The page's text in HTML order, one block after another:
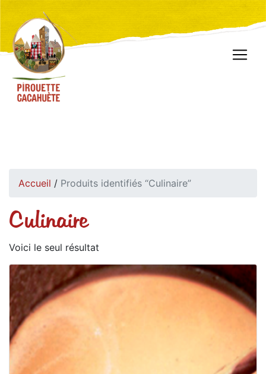
Accueil / Produits identifiés “Culinaire”
Culinaire
Voici le seul résultat